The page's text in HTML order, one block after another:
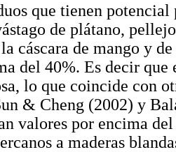
que tienen
de plátano,
cáscara de mango y
del 40%. Es decir
lo que coincide con
& Cheng (2002) y
valores por encima
a maderas